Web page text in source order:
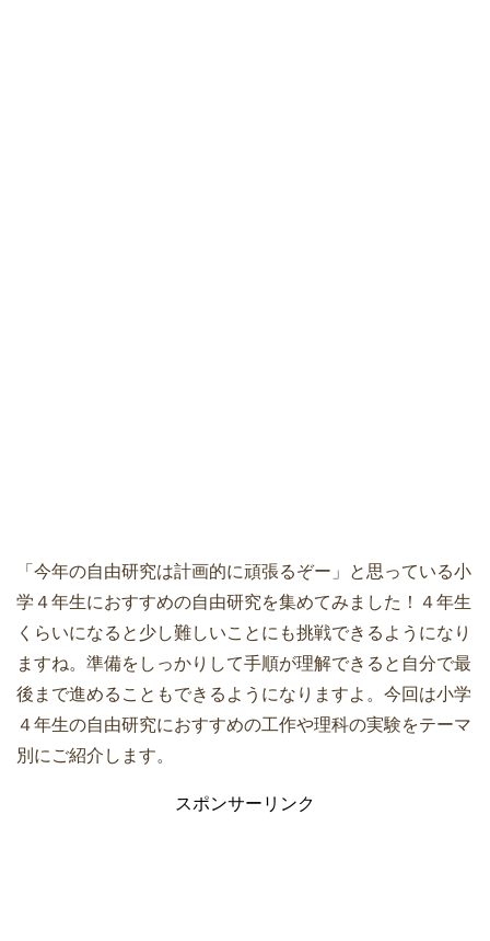
「今年の自由研究は計画的に頑張るぞー」と思っている小
学４年生におすすめの自由研究を集めてみました！４年生
くらいになると少し難しいことにも挑戦できるようになり
ますね。準備をしっかりして手順が理解できると自分で最
後まで進めることもできるようになりますよ。今回は小学
４年生の自由研究におすすめの工作や理科の実験をテーマ
別にご紹介します。
スポンサーリンク